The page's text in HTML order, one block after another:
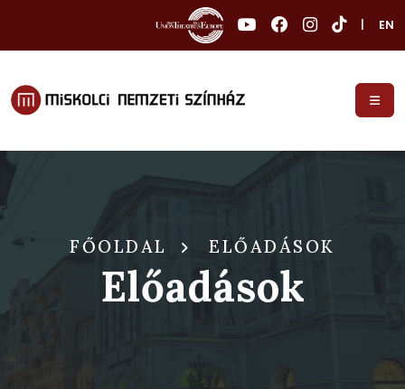
EN
FŐOLDAL ELŐADÁSOK
Előadások